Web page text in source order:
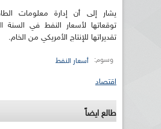
يشار إلى أن إدارة معلومات
توقعاتها لأسعار النفط في السنة
تقديراتها للإنتاج الأمريكي من الخام.
وسوم: أسعار النفط
اقتصاد
طالع ايضاً